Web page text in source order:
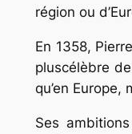
région ou
En 1358,
pluscélèbre
qu’en Europe,
Ses